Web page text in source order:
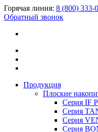
Горячая линия: 8 (800) 333-
Обратный звонок
Продукция
Плоские
Серия IF
Серия
Серия
Серия